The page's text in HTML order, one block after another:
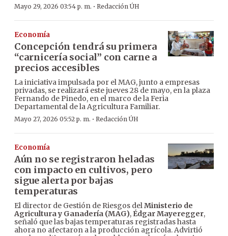
Mayo 29, 2026 03:54 p. m. · Redacción ÚH
Economía
Concepción tendrá su primera
“carnicería social” con carne a
precios accesibles
La iniciativa impulsada por el MAG, junto a empresas
privadas, se realizará este jueves 28 de mayo, en la plaza
Fernando de Pinedo, en el marco de la Feria
Departamental de la Agricultura Familiar.
Mayo 27, 2026 05:52 p. m. · Redacción ÚH
Economía
Aún no se registraron heladas
con impacto en cultivos, pero
sigue alerta por bajas
temperaturas
El director de Gestión de Riesgos delMinisterio de
Agricultura y Ganadería (MAG), Édgar Mayeregger,
señaló que las bajas temperaturas registradas hasta
ahora no afectaron a la producción agrícola. Advirtió